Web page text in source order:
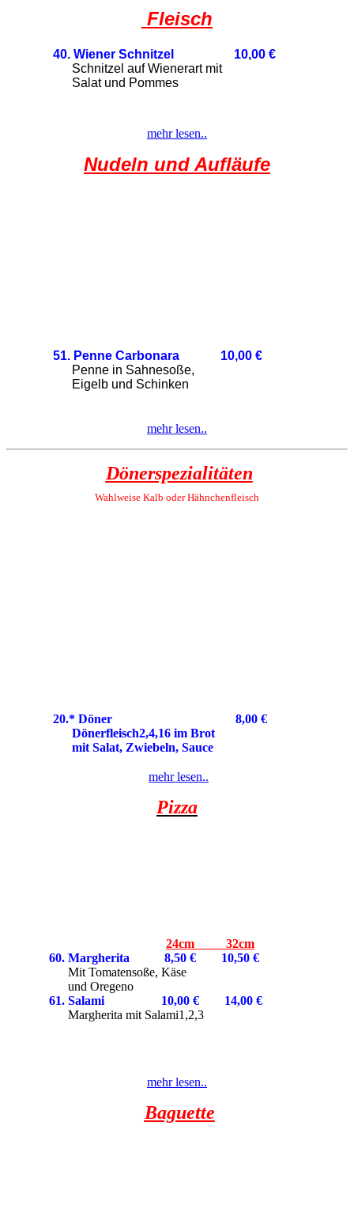
Fleisch
40. Wiener Schnitzel 10,00 €
Schnitzel auf Wienerart mit
Salat und Pommes
mehr lesen..
Nudeln und Aufläufe
51. Penne Carbonara 10,00 €
Penne in Sahnesoße,
Eigelb und Schinken
mehr lesen..
Dönerspezialitäten
Wahlweise Kalb oderHähnchenfleisch
20.* Döner 8,00 €
Dönerfleisch2,4,16 im Brot
mit Salat, Zwiebeln, Sauce
mehr lesen..
Pizza
24cm 32cm
60. Margherita 8,50 € 10,50 €
Mit Tomatensoße, Käse
und Oregeno
61. Salami 10,00 € 14,00 €
Margherita mit Salami1,2,3
mehr lesen..
Baguette